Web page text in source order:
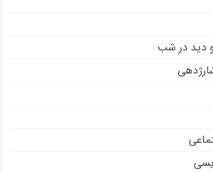
دید در شب